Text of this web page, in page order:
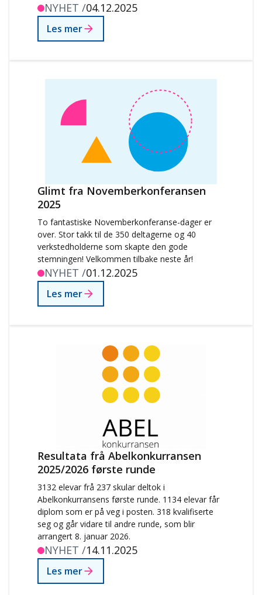
NYHET /04.12.2025
Les mer
Glimt fra Novemberkonferansen
2025
To fantastiske Novemberkonferanse-dager er
over. Stor takk til de 350 deltagerne og 40
verkstedholderne som skapte den gode
stemningen! Velkommen tilbake neste år!
NYHET /01.12.2025
Les mer
Resultata frå Abelkonkurransen
2025/2026 første runde
3132 elevar frå 237 skular deltok i
Abelkonkurransens første runde. 1134 elevar får
diplom som er på veg i posten. 318 kvalifiserte
seg og går vidare til andre runde, som blir
arrangert 8. januar 2026.
NYHET /14.11.2025
Les mer